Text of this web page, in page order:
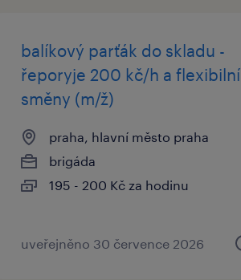
balíkový parťák do skladu -
řeporyje 200 kč/h a flexibilní
směny (m/ž)
praha, hlavní město praha
brigáda
195 - 200 Kč za hodinu
uveřejněno 30 července 2026